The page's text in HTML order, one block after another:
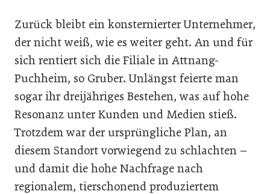
Zurück bleibt ein konsternierter Unternehmer,
der nicht weiß, wie es weiter geht. An und für
sich rentiert sich die Filiale in Attnang-
Puchheim, so Gruber. Unlängst feierte man
sogar ihr dreijähriges Bestehen, was auf hohe
Resonanz unter Kunden und Medien stieß.
Trotzdem war der ursprüngliche Plan, an
diesem Standort vorwiegend zu schlachten –
und damit die hohe Nachfrage nach
regionalem, tierschonend produziertem